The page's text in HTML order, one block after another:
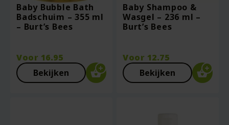
Baby Bubble Bath
Badschuim – 355 ml
– Burt’s Bees
Voor 16.95
Bekijken
Baby Shampoo &
Wasgel – 236 ml –
Burt’s Bees
Voor 12.75
Bekijken